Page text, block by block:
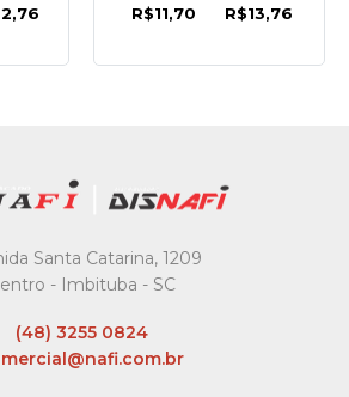
R$11,70
R$13,76
Santa Catarina, 1209
- Imbituba - SC
(48) 3255 0824